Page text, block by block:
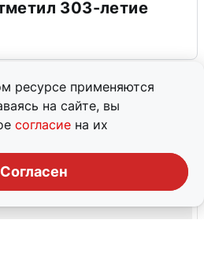
ресурсе применяются
на сайте, вы
согласие на их
Согласен
303-летие